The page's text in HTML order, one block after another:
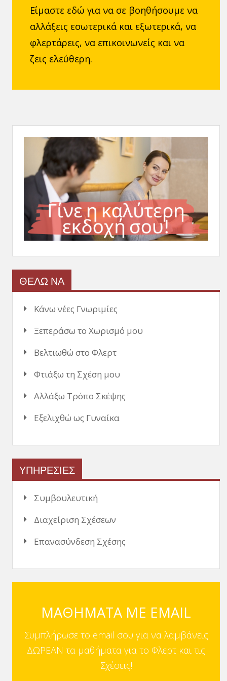
Είμαστε εδώ για να σε βοηθήσουμε να
αλλάξεις εσωτερικά και εξωτερικά, να
φλερτάρεις, να επικοινωνείς και να
ζεις ελεύθερη.
ΘΕΛΩ ΝΑ
Κάνω νέες Γνωριμίες
Ξεπεράσω το Χωρισμό μου
Βελτιωθώ στο Φλερτ
Φτιάξω τη Σχέση μου
Αλλάξω Τρόπο Σκέψης
Εξελιχθώ ως Γυναίκα
ΥΠΗΡΕΣΙΕΣ
Συμβουλευτική
Διαχείριση Σχέσεων
Επανασύνδεση Σχέσης
ΜΑΘΗΜΑΤΑ ΜΕ EMAIL
Συμπλήρωσε το email σου για να λαμβάνεις
ΔΩΡΕΑΝ τα μαθήματα για το Φλερτ και τις
Σχέσεις!